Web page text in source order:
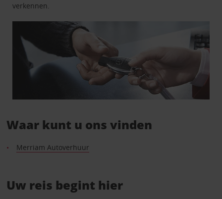
verkennen.
Waar kunt u ons vinden
Merriam Autoverhuur
Uw reis begint hier